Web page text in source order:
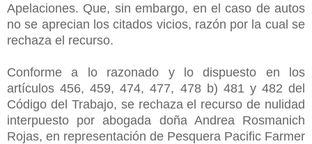
Apelaciones. Que, sin embargo, en el caso de autos
no se aprecian los citados vicios, razón por la cual se
rechaza el recurso.
Conforme a lo razonado y lo dispuesto en los
artículos 456, 459, 474, 477, 478 b) 481 y 482 del
Código del Trabajo, se rechaza el recurso de nulidad
interpuesto por abogada doña Andrea Rosmanich
Rojas, en representación de Pesquera Pacific Farmer